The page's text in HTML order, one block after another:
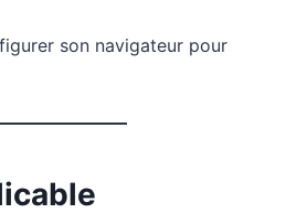
son navigateur pour